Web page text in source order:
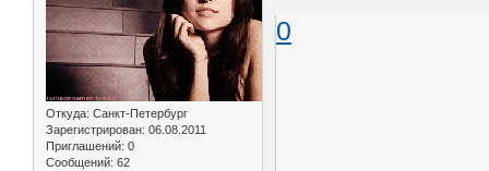
Откуда: Санкт-Петербург
Зарегистрирован: 06.08.2011
Приглашений: 0
Сообщений: 62
0